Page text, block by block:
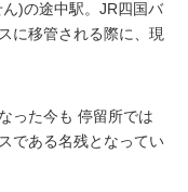
)の途中駅。JR四国バ
に移管される際に、現
った今も 停留所では
である名残となってい